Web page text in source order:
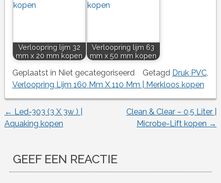
Verloopring lijm 32
mm x 20 mm kopen
Verloopring lijm 63
mm x 50 mm kopen
Geplaatst in Niet gecategoriseerd Getagd Druk PVC,
Verloopring Lijm 160 Mm X 110 Mm | Merkloos kopen
Berichtnavigatie
← Led-303 (3 X 3w ) |
Aquaking kopen
Clean & Clear – 0,5 Liter |
Microbe-Lift kopen →
GEEF EEN REACTIE